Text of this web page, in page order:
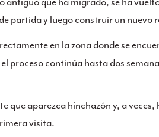
partida y luego construir un
en la zona donde se
proceso continúa hasta dos
aparezca hinchazón y, a
visita.